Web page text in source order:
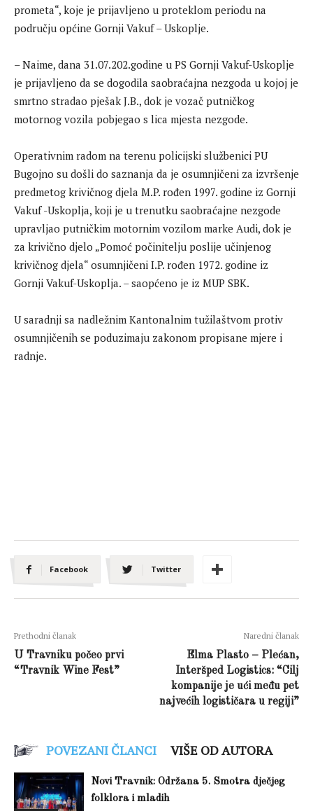
prometa“, koje je prijavljeno u proteklom periodu na
području općine Gornji Vakuf – Uskoplje.
– Naime, dana 31.07.202.godine u PS Gornji Vakuf-Uskoplje
je prijavljeno da se dogodila saobraćajna nezgoda u kojoj je
smrtno stradao pješak J.B., dok je vozač putničkog
motornog vozila pobjegao s lica mjesta nezgode.
Operativnim radom na terenu policijski službenici PU
Bugojno su došli do saznanja da je osumnjičeni za izvršenje
predmetog krivičnog djela M.P. rođen 1997. godine iz Gornji
Vakuf -Uskoplja, koji je u trenutku saobraćajne nezgode
upravljao putničkim motornim vozilom marke Audi, dok je
za krivično djelo „Pomoć počinitelju poslije učinjenog
krivičnog djela“ osumnjičeni I.P. rođen 1972. godine iz
Gornji Vakuf-Uskoplja. – saopćeno je iz MUP SBK.
U saradnji sa nadležnim Kantonalnim tužilaštvom protiv
osumnjičenih se poduzimaju zakonom propisane mjere i
radnje.
Facebook Twitter
Prethodni članak
U Travniku počeo prvi
“Travnik Wine Fest”
Naredni članak
Elma Plasto – Plećan,
Interšped Logistics: “Cilj
kompanije je ući među pet
najvećih logističara u regiji”
POVEZANI ČLANCI VIŠE OD AUTORA
Novi Travnik: Održana 5. Smotra dječjeg
folklora i mladih